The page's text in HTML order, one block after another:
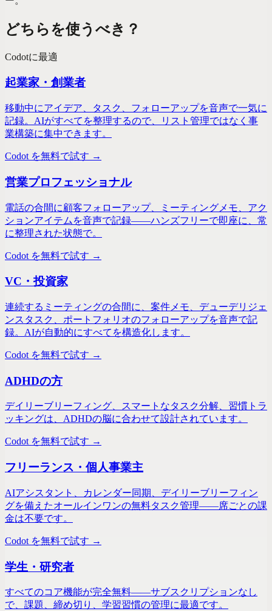
どちらを使うべき？
Codotに最適
起業家・創業者
移動中にアイデア、タスク、フォローアップを音声で一気に
記録。AIがすべてを整理するので、リスト管理ではなく事
業構築に集中できます。
Codot を無料で試す →
営業プロフェッショナル
電話の合間に顧客フォローアップ、ミーティングメモ、アク
ションアイテムを音声で記録——ハンズフリーで即座に、常
に整理された状態で。
Codot を無料で試す →
VC・投資家
連続するミーティングの合間に、案件メモ、デューデリジェ
ンスタスク、ポートフォリオのフォローアップを音声で記
録。AIが自動的にすべてを構造化します。
Codot を無料で試す →
ADHDの方
デイリーブリーフィング、スマートなタスク分解、習慣トラ
ッキングは、ADHDの脳に合わせて設計されています。
Codot を無料で試す →
フリーランス・個人事業主
AIアシスタント、カレンダー同期、デイリーブリーフィン
グを備えたオールインワンの無料タスク管理——席ごとの課
金は不要です。
Codot を無料で試す →
学生・研究者
すべてのコア機能が完全無料——サブスクリプションなし
で、課題、締め切り、学習習慣の管理に最適です。